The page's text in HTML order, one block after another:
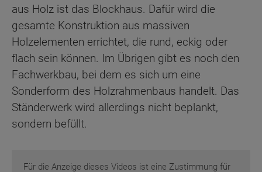
Für die Anzeige dieses Videos ist eine Zustimmung für
aus Holz ist das Blockhaus. Dafür wird die
gesamte Konstruktion aus massiven
Holzelementen errichtet, die rund, eckig oder
flach sein können. Im Übrigen gibt es noch den
Fachwerkbau, bei dem es sich um eine
Sonderform des Holzrahmenbaus handelt. Das
Ständerwerk wird allerdings nicht beplankt,
sondern befüllt.